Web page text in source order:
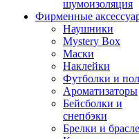
шумоизоляция
Фирменные
Наушники
Mystery Box
Маски
Наклейки
Футболки и
Ароматизаторы
Бейсболки и
снепбэки
Брелки и